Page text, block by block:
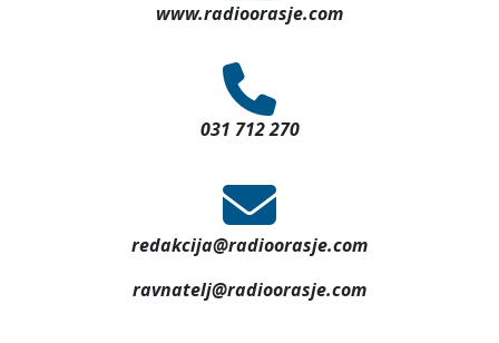
www.radioorasje.com
031 712 270
redakcija@radioorasje.com
ravnatelj@radioorasje.com